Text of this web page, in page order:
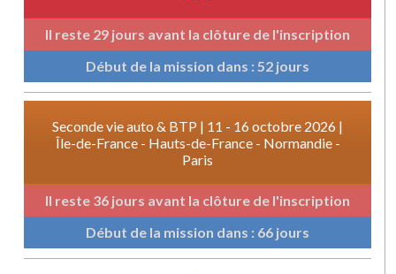
Il reste 29 jours avant la clôture de l'inscription
Début de la mission dans : 52 jours
Seconde vie auto & BTP | 11 - 16 octobre 2026 |
Île-de-France - Hauts-de-France - Normandie -
Paris
Il reste 36 jours avant la clôture de l'inscription
Début de la mission dans : 66 jours